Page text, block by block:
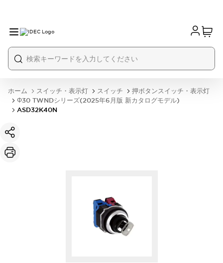
ホーム スイッチ・表示灯 スイッチ
押ボタンスイッチ・表示灯
Φ30 TWNDシリーズ(2025年6月版 新カタログモデル)
ASD32K40N